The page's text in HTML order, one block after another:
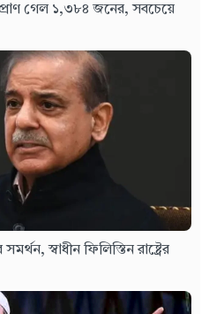
গেল ১,৩৮৪ জনের, সবচেয়ে
স্বাধীন ফিলিস্তিন রাষ্ট্রের